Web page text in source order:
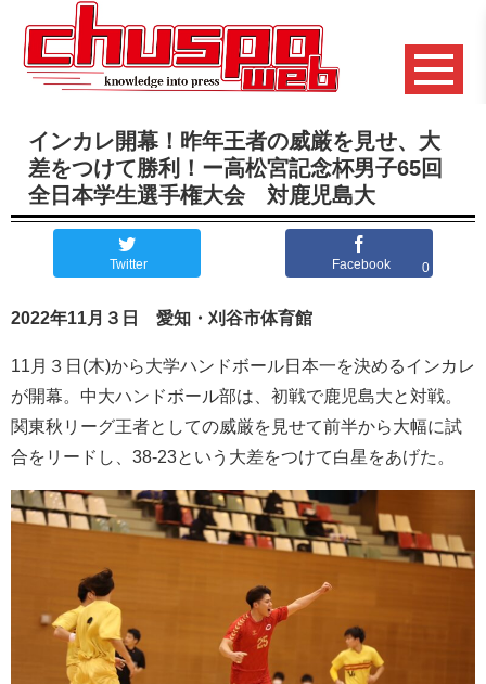
インカレ開幕！昨年王者の威厳を見せ、大
差をつけて勝利！ー高松宮記念杯男子65回
全日本学生選手権大会 対鹿児島大
Twitter Facebook 0
2022年11月３日 愛知・刈谷市体育館
11 月３日(木)から大学ハンドボール日本一を決めるインカレ
が開幕。中大ハンドボール部は、初戦で鹿児島大と対戦。
関東秋リーグ王者としての威厳を見せて前半から大幅に試
合をリードし、 38-23という大差をつけて白星をあげた。